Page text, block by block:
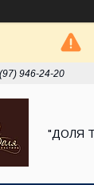
946-24-20
"ДОЛЯ